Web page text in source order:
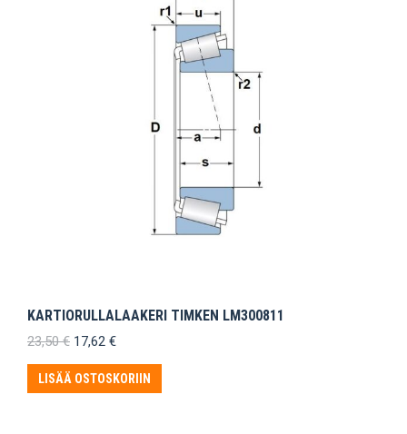
KARTIORULLALAAKERI TIMKEN LM300811
23,50€ Alkuperäinen
oli:
23,50 €.
17,62 €Nykyinen
on:
17,62 €.
LISÄÄ OSTOSKORIIN